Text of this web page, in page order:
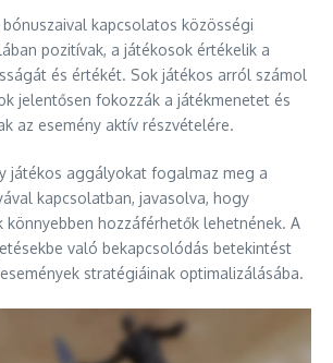
bónuszaival kapcsolatos közösségi
pozitívak, a játékosok értékelik a
és értékét. Sok játékos arról számol
jelentősen fokozzák a játékmenetet és
az esemény aktív részvételére.
játékos aggályokat fogalmaz meg a
kapcsolatban, javasolva, hogy
könnyebben hozzáférhetők lehetnének. A
való bekapcsolódás betekintést
stratégiáinak optimalizálásába.